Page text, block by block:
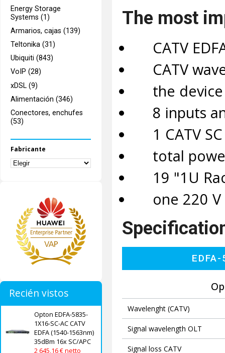
Energy Storage
Systems (1)
Armarios, cajas (139)
Teltonika (31)
Ubiquiti (843)
VoIP (28)
xDSL (9)
Alimentación (346)
Conectores, enchufes
(53)
Fabricante
Recién vistos
Opton EDFA-5835-
1X16-SC-AC CATV
EDFA (1540-1563nm)
35dBm 16x SC/APC
2 645,16 € netto
The most
CATV
CATV
the device
8 inputs
1 CATV
total
19 "1U
one 220 V
Wavelenght (CATV)
Signal wavelength OLT
Signal loss CATV